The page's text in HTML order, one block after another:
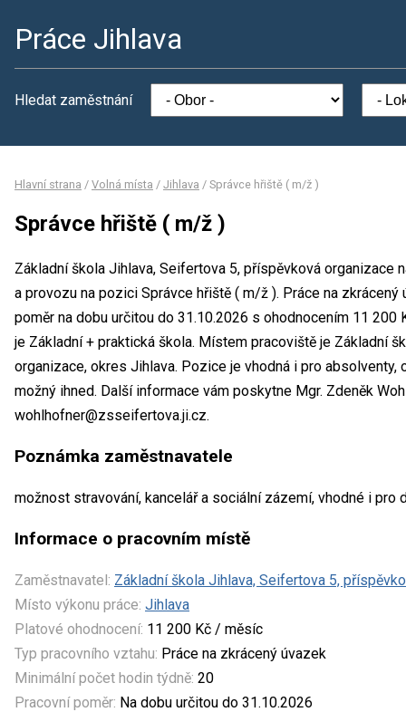
Práce Jihlava
Hledat zaměstnání
Hlavní strana / Volná místa / Jihlava / Správce hřiště ( m/ž )
Správce hřiště ( m/ž )
Základní škola Jihlava, Seifertova 5, příspěvková organizace
a provozu na pozici Správce hřiště ( m/ž ). Práce na
poměr na dobu určitou do 31.10.2026 s ohodnocením 11
je Základní + praktická škola. Místem pracoviště je Základní
organizace, okres Jihlava. Pozice je vhodná i pro
možný ihned. Další informace vám poskytne Mgr. Zdeněk
wohlhofner@zsseifertova.ji.cz.
Poznámka zaměstnavatele
možnost stravování, kancelář a sociální zázemí, vhodné i pro
Informace o pracovním místě
Zaměstnavatel: Základní škola Jihlava, Seifertova 5,
Místo výkonu práce: Jihlava
Platové ohodnocení: 11 200 Kč / měsíc
Typ pracovního vztahu: Práce na zkrácený úvazek
Minimální počet hodin týdně: 20
Pracovní poměr: Na dobu určitou do 31.10.2026